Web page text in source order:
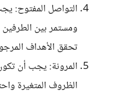
التواصل المفتوح:
ومستمر بين الطرفين
تحقق الأهداف
المرونة: يجب أن
الظروف المتغيرة